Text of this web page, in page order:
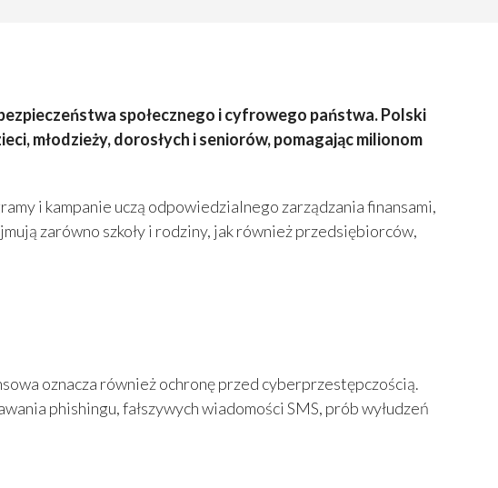
społecznego i cyfrowego państwa. Polski
młodzieży, dorosłych i seniorów, pomagając milionom
i kampanie uczą odpowiedzialnego zarządzania finansami,
zarówno szkoły i rodziny, jak również przedsiębiorców,
oznacza również ochronę przed cyberprzestępczością.
phishingu, fałszywych wiadomości SMS, prób wyłudzeń